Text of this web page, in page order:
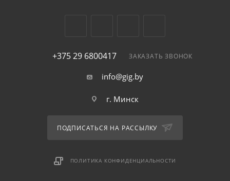
+375 29 6800417 ЗАКАЗАТЬ ЗВОНОК
info@gig.by
г. Минск
ПОДПИСАТЬСЯ НА РАССЫЛКУ
ПОЛИТИКА КОНФИДЕНЦИАЛЬНОСТИ